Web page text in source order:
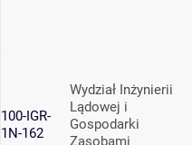
100-IGR-
1N-162
Wydział Inżynierii
Lądowej i
Gospodarki
Zasobami